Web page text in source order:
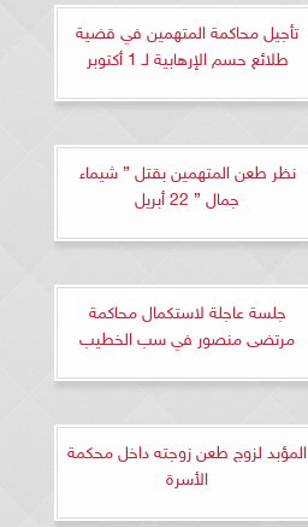
تأجيل محاكمة المتهمين في قضية
طلائع حسم الإرهابية لـ 1 أكتوبر
نظر طعن المتهمين بقتل ” شيماء
جمال ” 22 أبريل
جلسة عاجلة لاستكمال محاكمة
مرتضى منصور في سب الخطيب
المؤبد لزوج طعن زوجته داخل محكمة
الأسرة